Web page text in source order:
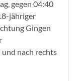
gegen 04:40
jähriger
Gingen
nach rechts